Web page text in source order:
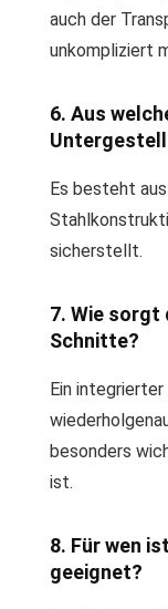
auch der
unkompliziert
6. Aus
Es besteht
sicherstellt.
7. Wie
Schnitte?
Ein
besonders
ist.
8. Für wen
geeignet?